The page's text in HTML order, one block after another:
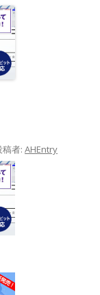
稿者: AHEntry